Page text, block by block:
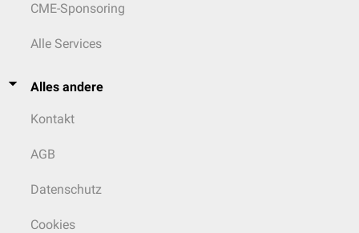
CME-Sponsoring
Alle Services
Alles andere
Kontakt
AGB
Datenschutz
Cookies